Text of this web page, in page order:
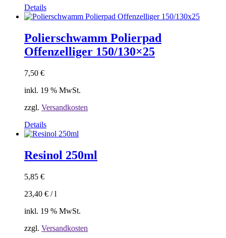
Details
Polierschwamm Polierpad
Offenzelliger 150/130×25
7,50 €
inkl. 19 % MwSt.
zzgl. Versandkosten
Details
Resinol 250ml
5,85 €
23,40 € /l
inkl. 19 % MwSt.
zzgl. Versandkosten